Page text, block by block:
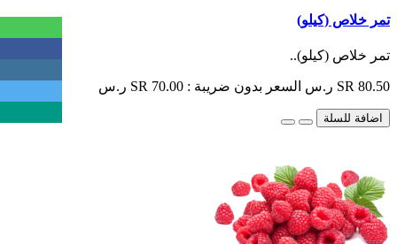
تمر خلاص (كيلو)
تمر خلاص (كيلو)..
SR 80.50 ر.س السعر بدون ضريبة : SR 70.00 ر.س
اضافة للسلة